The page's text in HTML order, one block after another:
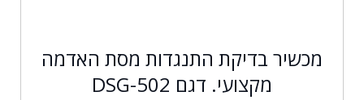
מכשיר בדיקת התנגדות מסת האדמה
מקצועי. דגם DSG-502